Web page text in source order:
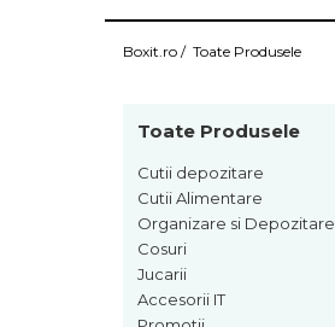
Boxit.ro / Toate Produsele
Toate Produsele
Cutii depozitare
Cutii Alimentare
Organizare si Depozitare
Cosuri
Jucarii
Accesorii IT